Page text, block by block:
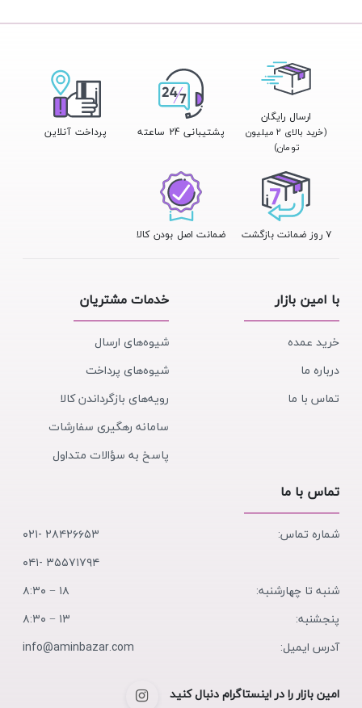
ارسال رایگان
(خرید بالای ۲ میلیون
تومان)
پشتیبانی 24 ساعته پرداخت آنلاین
۷ روز ضمانت بازگشت ضمانت اصل بودن کالا
با امین بازار
خرید عمده
درباره ما
تماس با ما
خدمات مشتریان
شیوه‌های ارسال
شیوه‌های پرداخت
رویه‌های بازگرداندن کالا
سامانه رهگیری سفارشات
پاسخ به سؤالات متداول
تماس با ما
شماره تماس:
۲۸۴۲۶۶۵۳ -۰۲۱
۳۵۵۷۱۷۹۴ -۰۴۱
شنبه تا چهارشنبه:
۱۸ − ۸:۳۰
پنجشنبه:
۱۳ − ۸:۳۰
آدرس ایمیل:
info@aminbazar.com
امین بازار را در اینستاگرام دنبال کنید